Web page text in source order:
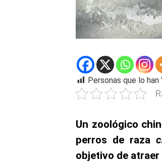
Personas que lo han
Un zoológico
perros de raza
objetivo de